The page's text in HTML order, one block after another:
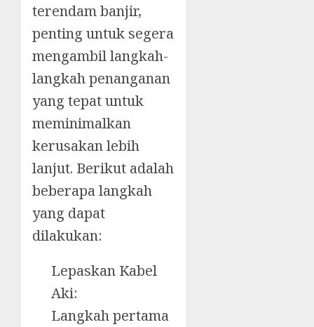
terendam banjir,
penting untuk segera
mengambil langkah-
langkah penanganan
yang tepat untuk
meminimalkan
kerusakan lebih
lanjut. Berikut adalah
beberapa langkah
yang dapat
dilakukan:
Lepaskan Kabel
Aki:
Langkah pertama